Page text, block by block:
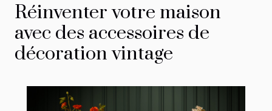
Réinventer votre maison
avec des accessoires de
décoration vintage